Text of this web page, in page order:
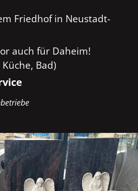
Friedhof in Neustadt-
auch für Daheim!
Bad)